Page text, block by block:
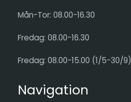
Mån-Tor: 08.00-16.30
Fredag: 08.00-16.30
Fredag: 08.00-15.00 (1/5-30/9)
Navigation